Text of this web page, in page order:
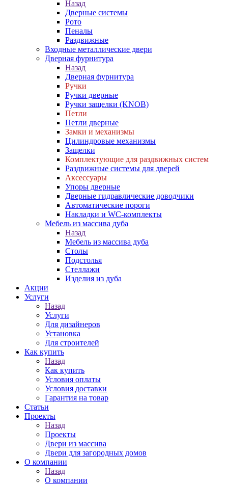
Назад
Дверные системы
Рото
Пеналы
Раздвижные
Входные металлические двери
Дверная фурнитура
Назад
Дверная фурнитура
Ручки
Ручки дверные
Ручки защелки (KNOB)
Петли
Петли дверные
Замки и механизмы
Цилиндровые механизмы
Защелки
Комплектующие для раздвижных систем
Раздвижные системы для дверей
Аксессуары
Упоры дверные
Дверные гидравлические доводчики
Автоматические пороги
Накладки и WC-комплекты
Мебель из массива дуба
Назад
Мебель из массива дуба
Столы
Подстолья
Стеллажи
Изделия из дуба
Акции
Услуги
Назад
Услуги
Для дизайнеров
Установка
Для строителей
Как купить
Назад
Как купить
Условия оплаты
Условия доставки
Гарантия на товар
Статьи
Проекты
Назад
Проекты
Двери из массива
Двери для загородных домов
О компании
Назад
О компании